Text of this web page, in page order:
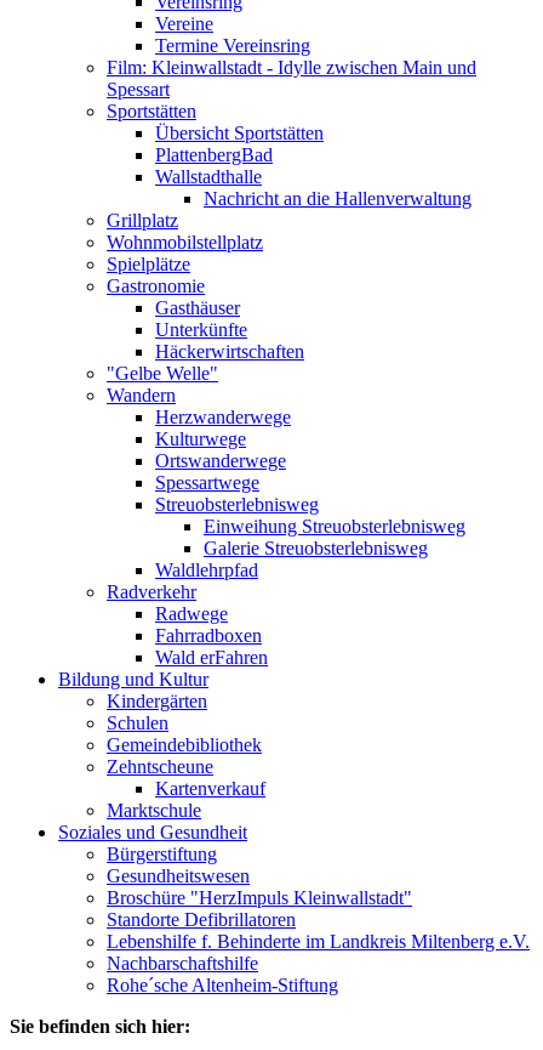
Vereine
Termine Vereinsring
Film: Kleinwallstadt - Idylle zwischen Main und
Spessart
Sportstätten
Übersicht Sportstätten
PlattenbergBad
Wallstadthalle
Nachricht an die Hallenverwaltung
Grillplatz
Wohnmobilstellplatz
Spielplätze
Gastronomie
Gasthäuser
Unterkünfte
Häckerwirtschaften
"Gelbe Welle"
Wandern
Herzwanderwege
Kulturwege
Ortswanderwege
Spessartwege
Streuobsterlebnisweg
Einweihung Streuobsterlebnisweg
Galerie Streuobsterlebnisweg
Waldlehrpfad
Radverkehr
Radwege
Fahrradboxen
Wald erFahren
Bildung und Kultur
Kindergärten
Schulen
Gemeindebibliothek
Zehntscheune
Kartenverkauf
Marktschule
Soziales und Gesundheit
Bürgerstiftung
Gesundheitswesen
Broschüre "HerzImpuls Kleinwallstadt"
Standorte Defibrillatoren
Lebenshilfe f. Behinderte im Landkreis Miltenberg e.V.
Nachbarschaftshilfe
Rohe´sche Altenheim-Stiftung
Sie befinden sich hier: